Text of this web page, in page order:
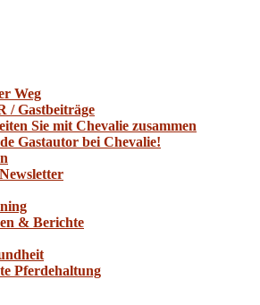
Weg
/ Gastbeiträge
Sie mit Chevalie zusammen
Gastautor bei Chevalie!
& Berichte
Pferdehaltung